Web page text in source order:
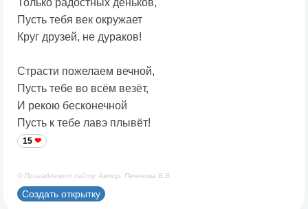
Только радостных деньков,
Пусть тебя век окружает
Круг друзей, не дураков!
Страсти пожелаем вечной,
Пусть тебе во всём везёт,
И рекою бесконечной
Пусть к тебе лавэ плывёт!
15
© Принадлежит сайту. Автор: Печенова В.В.
Создать открытку